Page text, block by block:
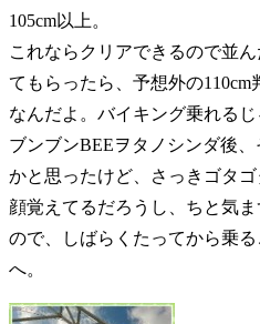
105cm以上。
これならクリアできるので並
てもらったら、予想外の110cm
なんだよ。バイキング乗れるじ
ブンブンBEEヲタノシンダ後
かと思ったけど、さっきゴタ
顔覚えてるだろうし、ちと気ま
ので、しばらくたってから乗
へ。